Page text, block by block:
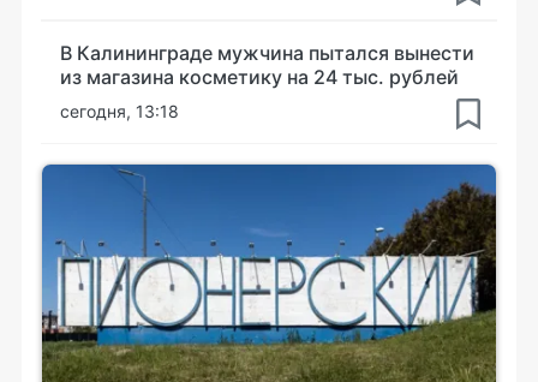
В Калининграде мужчина пытался вынести
из магазина косметику на 24 тыс. рублей
сегодня, 13:18